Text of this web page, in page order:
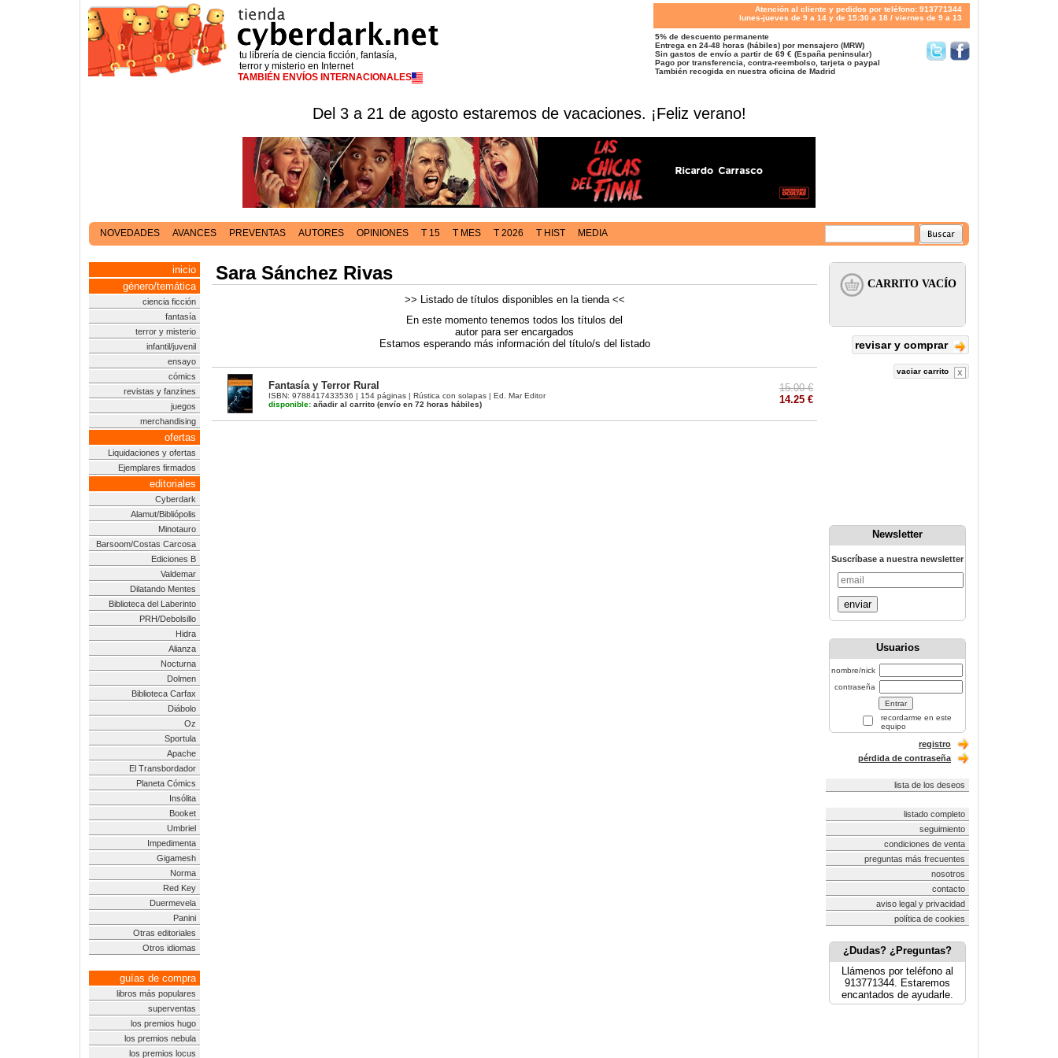
tu librería de ciencia ficción, fantasía,
terror y misterio en Internet
TAMBIÉN ENVÍOS INTERNACIONALES
Atención al cliente y pedidos por teléfono: 913771344
lunes-jueves de 9 a 14 y de 15:30 a 18 / viernes de 9 a 13
5% de descuento permanente
Entrega en 24-48 horas (hábiles) por mensajero (MRW)
Sin gastos de envío a partir de 69 € (España peninsular)
Pago por transferencia, contra-reembolso, tarjeta o paypal
También recogida en nuestra oficina de Madrid
Del 3 a 21 de agosto estaremos de vacaciones. ¡Feliz verano!
NOVEDADES AVANCES PREVENTAS AUTORES OPINIONES T 15 T MES T 2026 T HIST MEDIA
inicio
género/temática
ciencia ficción
fantasía
terror y misterio
infantil/juvenil
ensayo
cómics
revistas y fanzines
juegos
merchandising
ofertas
Liquidaciones y ofertas
Ejemplares firmados
editoriales
Cyberdark
Alamut/Bibliópolis
Minotauro
Barsoom/Costas Carcosa
Ediciones B
Valdemar
Dilatando Mentes
Biblioteca del Laberinto
PRH/Debolsillo
Hidra
Alianza
Nocturna
Dolmen
Biblioteca Carfax
Diábolo
Oz
Sportula
Apache
El Transbordador
Planeta Cómics
Insólita
Booket
Umbriel
Impedimenta
Gigamesh
Norma
Red Key
Duermevela
Panini
Otras editoriales
Otros idiomas
guías de compra
libros más populares
superventas
los premios hugo
los premios nebula
los premios locus
Sara Sánchez Rivas
>> Listado de títulos disponibles en la tienda <<
En este momento tenemos todos los títulos del
autor para ser encargados
Estamos esperando más información del título/s del listado
Fantasía y Terror Rural
ISBN: 9788417433536 | 154 páginas | Rústica con solapas | Ed. Mar Editor
disponible: añadir al carrito (envío en 72 horas hábiles)
15.00 €
14.25 €
revisar y comprar
vaciar carrito
Newsletter
Suscríbase a nuestra newsletter
enviar
Usuarios
nombre/nick
contraseña
recordarme en este
equipo
registro
pérdida de contraseña
lista de los deseos
listado completo
seguimiento
condiciones de venta
preguntas más frecuentes
nosotros
contacto
aviso legal y privacidad
política de cookies
¿Dudas? ¿Preguntas?
Llámenos por teléfono al
913771344. Estaremos
encantados de ayudarle.